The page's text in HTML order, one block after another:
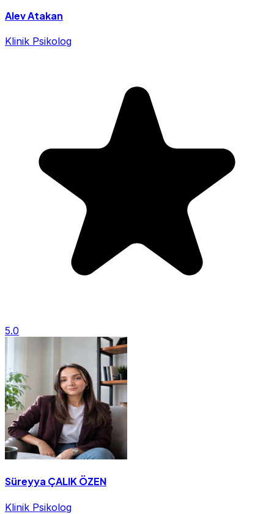
Alev Atakan
Klinik Psikolog
5.0
Süreyya ÇALIK ÖZEN
Klinik Psikolog